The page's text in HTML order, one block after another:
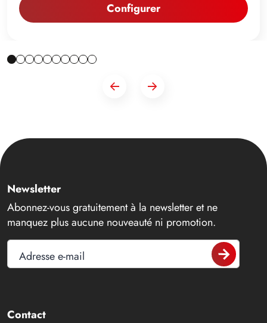
Configurer
Newsletter
Abonnez-vous gratuitement à la newsletter et ne
manquez plus aucune nouveauté ni promotion.
Adresse e-mail
Contact